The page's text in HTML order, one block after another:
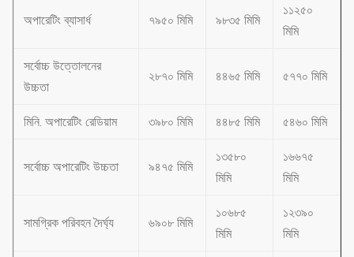
অপারেটিং ব্যাসার্ধ ৭৯৫০ মিমি ৯৮৩৫ মিমি
১১২৫০
মিমি
সর্বোচ্চ উত্তোলনের
উচ্চতা
২৮৭০ মিমি ৪৪৬৫ মিমি ৫৭৭০ মিমি
মিনি. অপারেটিং রেডিয়াম ৩৯৮০ মিমি ৪৪৮৫ মিমি ৫৪৬০ মিমি
সর্বোচ্চ অপারেটিং উচ্চতা ৯৪৭৫ মিমি
১৩৫৮০
মিমি
১৬৬৭৫
মিমি
সামগ্রিক পরিবহন দৈর্ঘ্য ৬৯০৮ মিমি
১০৬৮৫
মিমি
১২৩৯০
মিমি